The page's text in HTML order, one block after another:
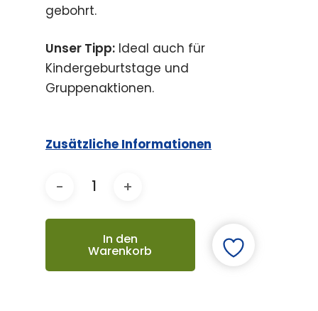
gebohrt.
Unser Tipp: Ideal auch für
Kindergeburtstage und
Gruppenaktionen.
Zusätzliche Informationen
In den
Warenkorb